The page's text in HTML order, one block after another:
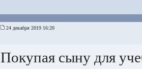
24 декабря 2019 16:20
Покупая сыну для